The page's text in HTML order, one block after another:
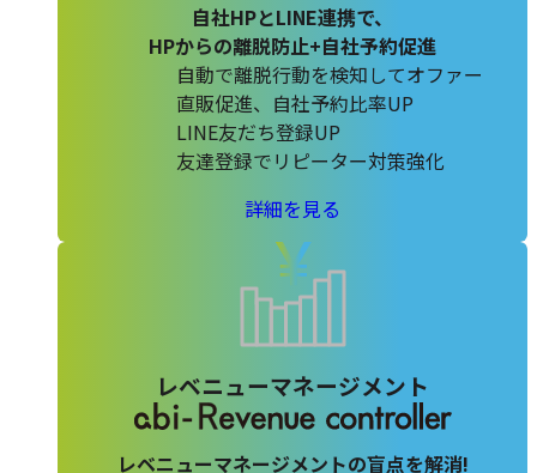
自社HPとLINE連携で、
HPからの離脱防止+自社予約促進
自動で離脱行動を検知してオファー
直販促進、自社予約比率UP
LINE友だち登録UP
友達登録でリピーター対策強化
abi-
Conversion
詳細を見る
レベニューマネージメント
レベニューマネージメントの盲点を解消!